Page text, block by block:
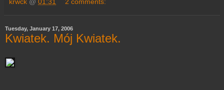
krwck @ 01:31 2 comments:
Tuesday, January 17, 2006
Kwiatek. Mój Kwiatek.